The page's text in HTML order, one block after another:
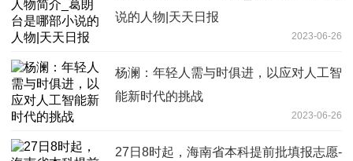
说的人物|天天日报
2023-06-26
杨澜：年轻人需与时俱进，以应对人工智
能新时代的挑战
2023-06-26
27日8时起，海南省本科提前批填报志愿-